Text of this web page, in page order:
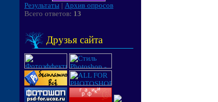
Результаты | Архив опросов
Всего ответов: 13
Друзья сайта